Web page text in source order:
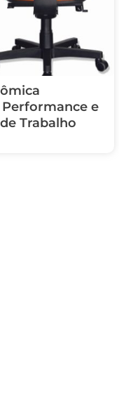
e
Trabalho